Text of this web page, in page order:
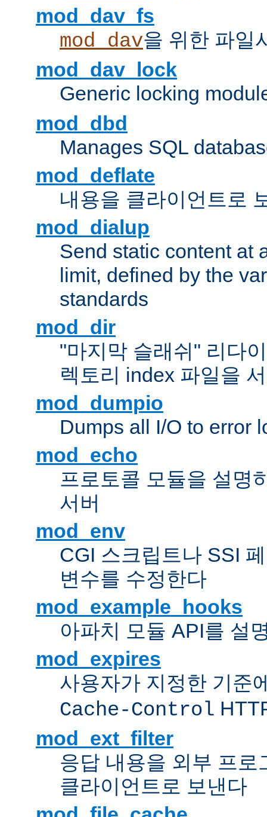
mod_dav_fs
mod_dav을 위한 파일
mod_dav_lock
Generic locking
mod_dbd
Manages SQL
mod_deflate
내용을 클라이언트로
mod_dialup
Send static content at
limit, defined by the
standards
mod_dir
"마지막 슬래쉬" 리다
렉토리 index 파일을
mod_dumpio
Dumps all I/O to error
mod_echo
프로토콜 모듈을 설명
서버
mod_env
CGI 스크립트나 SSI
변수를 수정한다
mod_example_hooks
아파치 모듈 API를 설
mod_expires
사용자가 지정한 기준
Cache-Control
mod_ext_filter
응답 내용을 외부 프로
클라이언트로 보낸다